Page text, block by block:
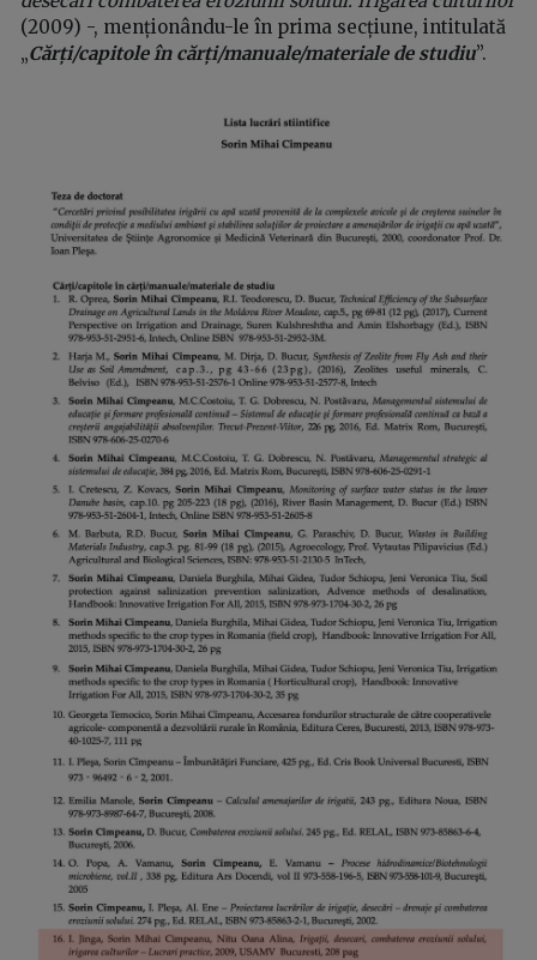
(2009) -, menționându-le în prima secțiune, intitulată
„Cărți/capitole în cărți/manuale/materiale de studiu”.